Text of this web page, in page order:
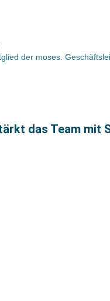
der moses.
das Team mit